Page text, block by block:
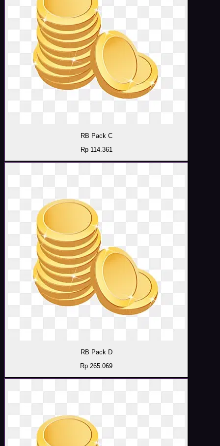
RB Pack C
Rp 114.361
RB Pack D
Rp 265.069